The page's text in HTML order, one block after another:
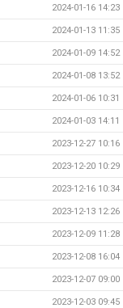
2024-01-16 14:23
2024-01-13 11:35
2024-01-09 14:52
2024-01-08 13:52
2024-01-06 10:31
2024-01-03 14:11
2023-12-27 10:16
2023-12-20 10:29
2023-12-16 10:34
2023-12-13 12:26
2023-12-09 11:28
2023-12-08 16:04
2023-12-07 09:00
2023-12-03 09:45